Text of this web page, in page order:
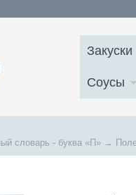
Закуски
Соусы
словарь - буква «П» →